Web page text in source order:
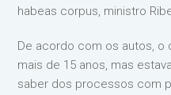
habeas corpus, ministro
De acordo com os autos, o
mais de 15 anos, mas
saber dos processos com